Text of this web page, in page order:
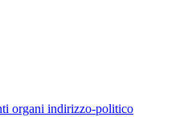
organi indirizzo-politico